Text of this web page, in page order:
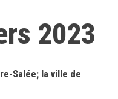
2023
Salée; la ville de